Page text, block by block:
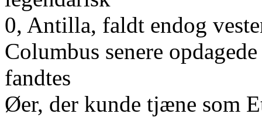
0, Antilla, faldt endog
Columbus senere
fandtes
Øer, der kunde tjæne som